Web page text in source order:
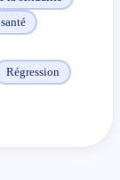
vous
sur
Régression